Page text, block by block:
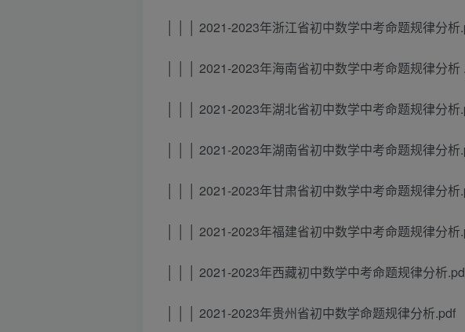
│ │ │ 2021-2023年浙江省初中数学中考命题规律分析
│ │ │ 2021-2023年海南省初中数学中考命题规律分析
│ │ │ 2021-2023年湖北省初中数学中考命题规律分析
│ │ │ 2021-2023年湖南省初中数学中考命题规律分析
│ │ │ 2021-2023年甘肃省初中数学中考命题规律分析
│ │ │ 2021-2023年福建省初中数学中考命题规律分析
│ │ │ 2021-2023年西藏初中数学中考命题规律分析
│ │ │ 2021-2023年贵州省初中数学命题规律分析.pdf